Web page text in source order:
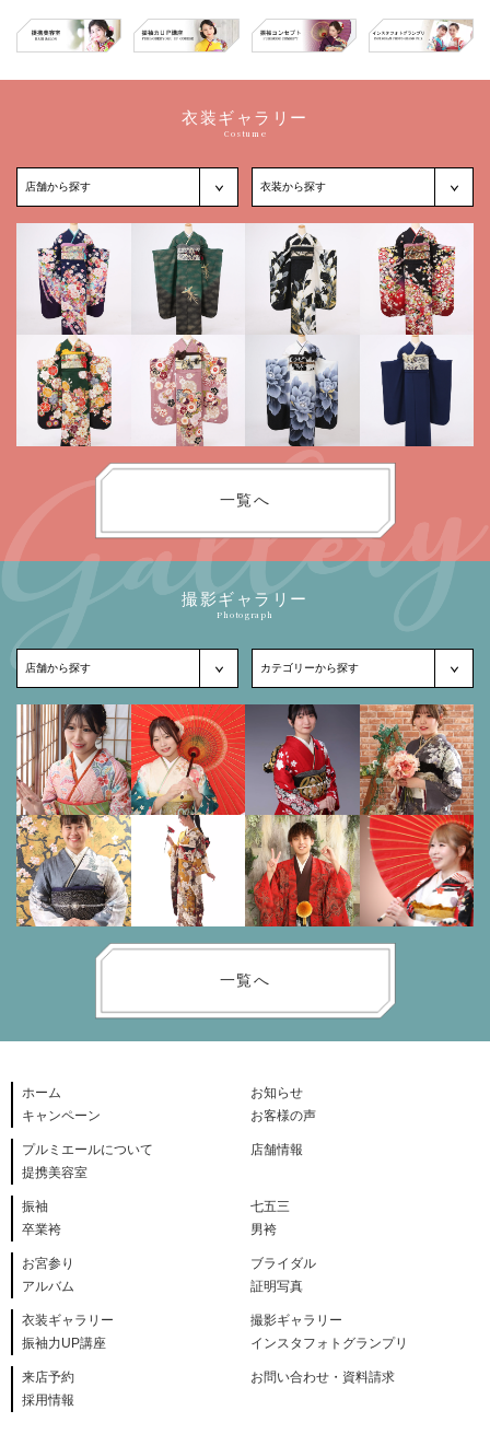
衣装ギャラリー
Costume
一覧へ
撮影ギャラリー
Photograph
一覧へ
ホーム
お知らせ
キャンペーン
お客様の声
プルミエールについて
店舗情報
提携美容室
振袖
七五三
卒業袴
男袴
お宮参り
ブライダル
アルバム
証明写真
衣装ギャラリー
撮影ギャラリー
振袖力UP講座
インスタフォトグランプリ
来店予約
お問い合わせ・資料請求
採用情報